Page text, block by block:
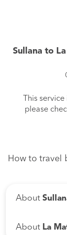
Sullana to
This
please
How to travel
About
About La